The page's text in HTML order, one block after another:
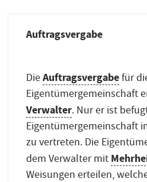
Auftragsvergabe
DieAuftragsvergabefür
Eigentümergemeinschaft
Verwalter. Nur er ist
Eigentümergemeinschaft
zu vertreten. Die
dem Verwalter mit
Weisungen erteilen,